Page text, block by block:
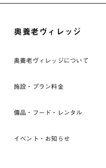
奥養老ヴィレッジ
奥養老ヴィレッジについて
施設・プラン料金
備品・フード・レンタル
イベント・お知らせ